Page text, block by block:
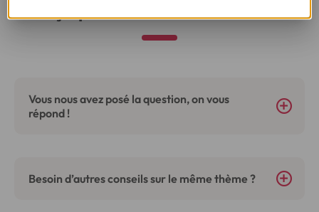
Ça pourrait vous intéresser
Vous nous avez posé la question, on vous
répond !
Besoin d’autres conseils sur le même thème ?